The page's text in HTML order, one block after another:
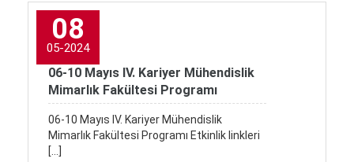
08
05-2024
06-10 Mayıs IV. Kariyer Mühendislik
Mimarlık Fakültesi Programı
06-10 Mayıs IV. Kariyer Mühendislik
Mimarlık Fakültesi Programı Etkinlik linkleri
[…]